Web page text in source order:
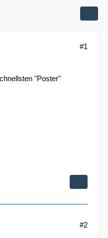
#1
"Poster"
#2